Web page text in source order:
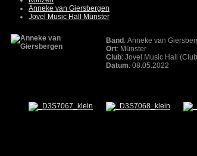
Anneke van Giersbergen
Jovel Music Hall Münster
Band : Anneke van
Ort: Münster
Club: Jovel Music Hall
Datum: 08.05.2022